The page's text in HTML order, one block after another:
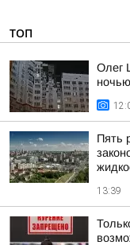
ТОП
Олег
Пять
13:39